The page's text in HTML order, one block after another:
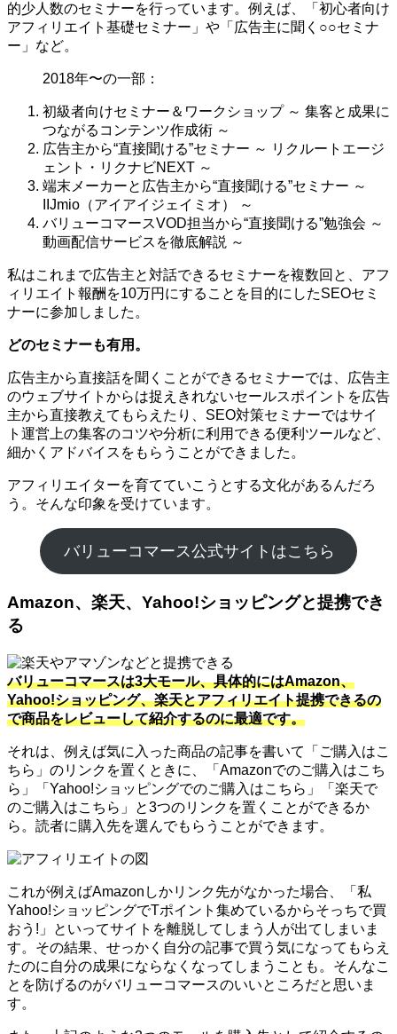
的少人数のセミナーを行っています。例えば、「初心者向け
アフィリエイト基礎セミナー」や「広告主に聞く○○セミナ
ー」など。
2018年〜の一部：
初級者向けセミナー＆ワークショップ ～ 集客と成果に
つながるコンテンツ作成術 ～
広告主から“直接聞ける”セミナー ～ リクルートエージ
ェント・リクナビNEXT ～
端末メーカーと広告主から“直接聞ける”セミナー ～
IIJmio（アイアイジェイミオ） ～
バリューコマースVOD担当から“直接聞ける”勉強会 ～
動画配信サービスを徹底解説 ～
私はこれまで広告主と対話できるセミナーを複数回と、アフ
ィリエイト報酬を10万円にすることを目的にしたSEOセミ
ナーに参加しました。
どのセミナーも有用。
広告主から直接話を聞くことができるセミナーでは、広告主
のウェブサイトからは捉えきれないセールスポイントを広告
主から直接教えてもらえたり、SEO対策セミナーではサイ
ト運営上の集客のコツや分析に利用できる便利ツールなど、
細かくアドバイスをもらうことができました。
アフィリエイターを育てていこうとする文化があるんだろ
う。そんな印象を受けています。
バリューコマース公式サイトはこちら
Amazon、楽天、Yahoo!ショッピングと提携でき
る
バリューコマースは3大モール、具体的にはAmazon、
Yahoo!ショッピング、楽天とアフィリエイト提携できるの
で商品をレビューして紹介するのに最適です。
それは、例えば気に入った商品の記事を書いて「ご購入はこ
ちら」のリンクを置くときに、「Amazonでのご購入はこち
ら」「Yahoo!ショッピングでのご購入はこちら」「楽天で
のご購入はこちら」と3つのリンクを置くことができるか
ら。読者に購入先を選んでもらうことができます。
これが例えばAmazonしかリンク先がなかった場合、「私
Yahoo!ショッピングでTポイント集めているからそっちで買
おう!」といってサイトを離脱してしまう人が出てしまいま
す。その結果、せっかく自分の記事で買う気になってもらえ
たのに自分の成果にならなくなってしまうことも。そんなこ
とを防げるのがバリューコマースのいいところだと思いま
す。